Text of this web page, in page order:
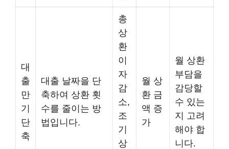
대
출
만
기
단
축
대출 날짜을 단
축하여 상환 횟
수를 줄이는 방
법입니다.
총
상
환
이
자
감
소,
조
기
상
월 상
환 금
액 증
가
월 상환
부담을
감당할
수 있는
지 고려
해야 합
니다.